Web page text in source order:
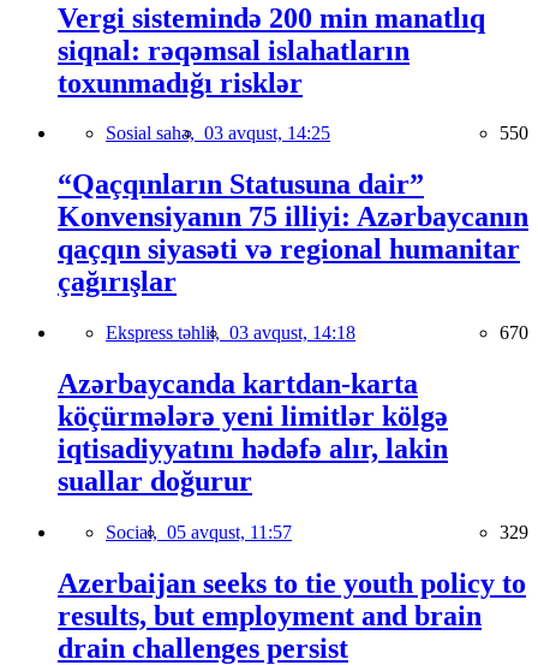
Vergi sistemində 200 min manatlıq
siqnal: rəqəmsal islahatların
toxunmadığı risklər
Sosial sahə, 03 avqust, 14:25 550
“Qaçqınların Statusuna dair”
Konvensiyanın 75 illiyi: Azərbaycanın
qaçqın siyasəti və regional humanitar
çağırışlar
Ekspress təhlil, 03 avqust, 14:18 670
Azərbaycanda kartdan-karta
köçürmələrə yeni limitlər kölgə
iqtisadiyyatını hədəfə alır, lakin
suallar doğurur
Social, 05 avqust, 11:57 329
Azerbaijan seeks to tie youth policy to
results, but employment and brain
drain challenges persist